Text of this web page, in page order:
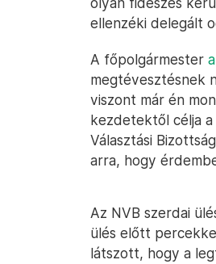
ellenzéki delegált
A főpolgármester
megtévesztésnek
viszont már én
kezdetektől célja
Választási
arra, hogy
Az NVB szerdai
ülés előtt
látszott, hogy a